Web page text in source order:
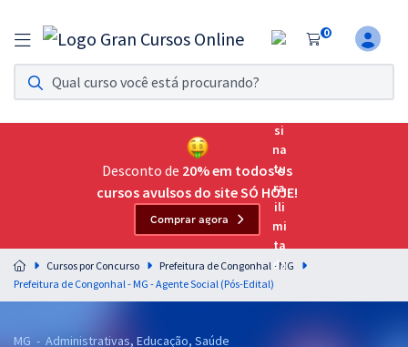
0
Assinatura Ilimitada 11
Acesso a todos os cursos. Teste grátis por 7 dias!
Assinatura OAB Até Passar
Acesso ilimitado a toda preparação para o Exame da
Residências Multiprofissionais
Preparação completa e intensiva para as principais
residências em saúde do Brasil
Desconto de 20% em todos os
cursos avulsos do site SÓ HOJE!
Comprar agora
Cursos por Concurso
Prefeitura de Congonhal - MG
Prefeitura de Congonhal - MG - Agente Social (Pós-Edital)
MG - Administrativas, Educação, Saúde